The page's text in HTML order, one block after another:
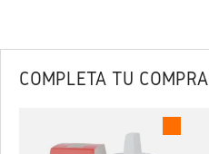
COMPLETA TU COMPRA